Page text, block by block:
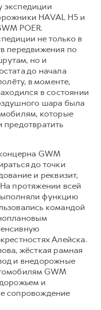
экспедиции
HAVAL H5 и
POER.
не только в
передвижения по
но и
до начала
в моменте,
в состоянии
шара была
которые
GWM
до точки
и реквизит,
протяжении всей
функцию
командой
Алейска.
жёсткая рамная
и внедорожные
GWM
и
сопровождение